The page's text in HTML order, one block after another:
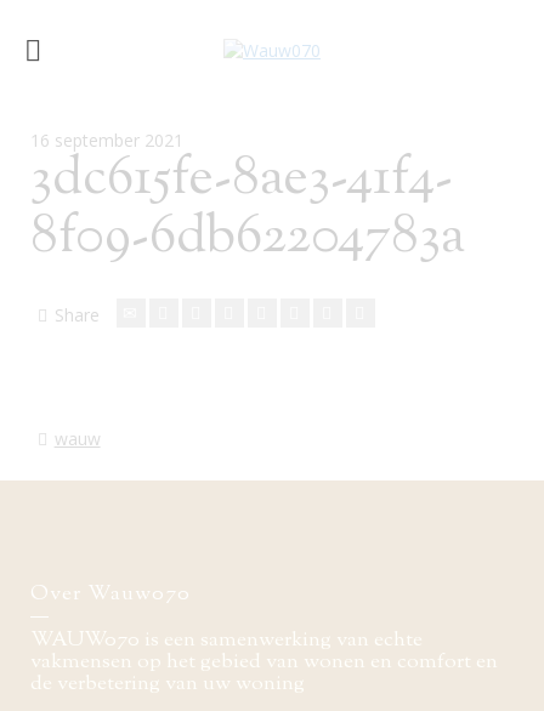
16 september 2021
3dc615fe-8ae3-41f4-
8f09-6db62204783a
Share
wauw
Over Wauw070
WAUW070 is een samenwerking van echte
vakmensen op het gebied van wonen en comfort en
de verbetering van uw woning